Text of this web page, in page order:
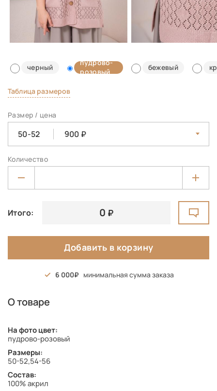
черный
пудрово-
розовый
бежевый
Таблица размеров
Размер / цена
50-52 900
Количество
Итого: 0
Добавить в корзину
6 000 минимальная сумма заказа
О товаре
На фото цвет:
пудрово-розовый
Размеры:
50-52,54-56
Состав:
100% акрил